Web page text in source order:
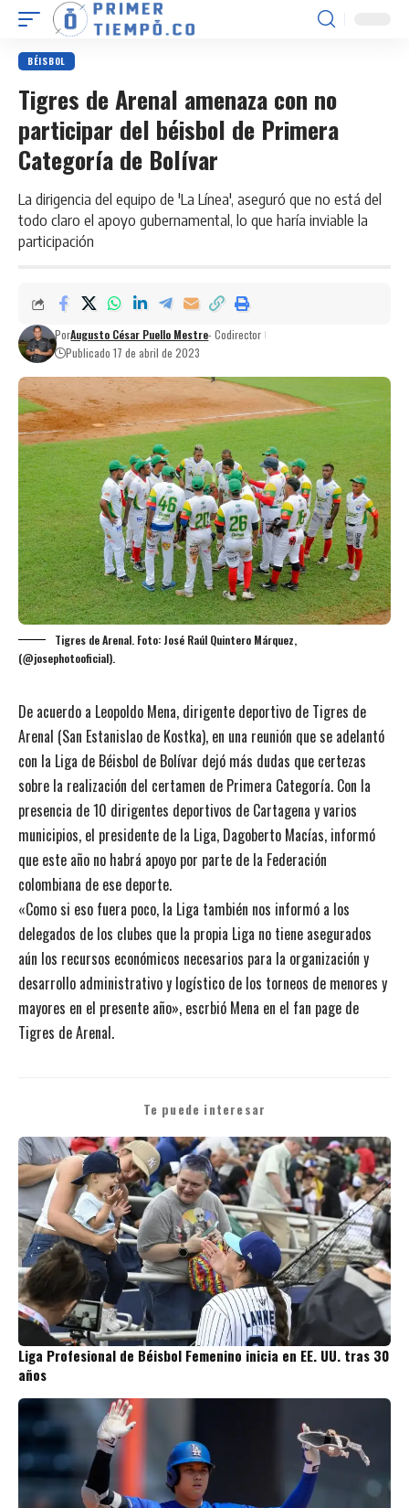
BÉISBOL
Tigres de Arenal amenaza con no
participar del béisbol de Primera
Categoría de Bolívar
La dirigencia del equipo de 'La Línea', aseguró que no está del
todo claro el apoyo gubernamental, lo que haría inviable la
participación
PorAugusto César Puello Mestre- Codirector
Publicado 17 de abril de 2023
Tigres de Arenal. Foto: José Raúl Quintero Márquez,
(@josephotooficial).
De acuerdo a Leopoldo Mena, dirigente deportivo de Tigres de
Arenal (San Estanislao de Kostka), en una reunión que se adelantó
con la Liga de Béisbol de Bolívar dejó más dudas que certezas
sobre la realización del certamen de Primera Categoría. Con la
presencia de 10 dirigentes deportivos de Cartagena y varios
municipios, el presidente de la Liga, Dagoberto Macías, informó
que este año no habrá apoyo por parte de la Federación
colombiana de ese deporte.
«Como si eso fuera poco, la Liga también nos informó a los
delegados de los clubes que la propia Liga no tiene asegurados
aún los recursos económicos necesarios para la organización y
desarrollo administrativo y logístico de los torneos de menores y
mayores en el presente año», escrbió Mena en el fan page de
Tigres de Arenal.
Te puede interesar
Liga Profesional de Béisbol Femenino inicia en EE. UU. tras 30
años